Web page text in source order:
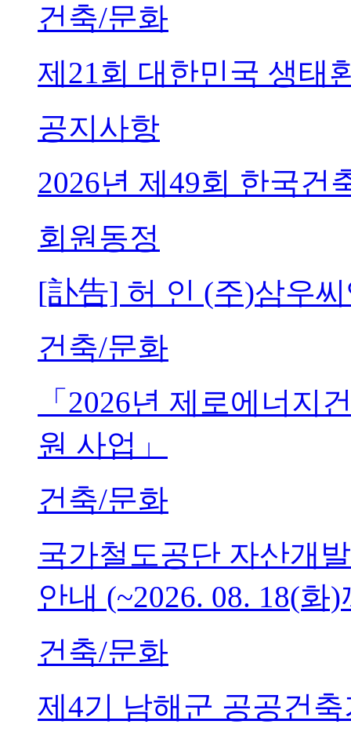
건축/문화
제21회 대한민국 생태
공지사항
2026년 제49회 한국건
회원동정
[訃告] 허 인 (주)삼우
건축/문화
「2026년 제로에너지
원 사업」
건축/문화
국가철도공단 자산개
안내 (~2026. 08. 18(화
건축/문화
제4기 남해군 공공건